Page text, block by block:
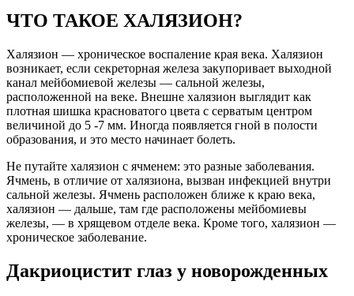
ЧТО ТАКОЕ ХАЛЯЗИОН?
Халязион — хроническое воспаление края века. Халязион
возникает, если секреторная железа закупоривает выходной
канал мейбомиевой железы — сальной железы,
расположенной на веке. Внешне халязион выглядит как
плотная шишка красноватого цвета с серватым центром
величиной до 5 -7 мм. Иногда появляется гной в полости
образования, и это место начинает болеть.
Не путайте халязион с ячменем: это разные заболевания.
Ячмень, в отличие от халязиона, вызван инфекцией внутри
сальной железы. Ячмень расположен ближе к краю века,
халязион — дальше, там где расположены мейбомиевы
железы, — в хрящевом отделе века. Кроме того, халязион —
хроническое заболевание.
Дакриоцистит глаз у новорожденных